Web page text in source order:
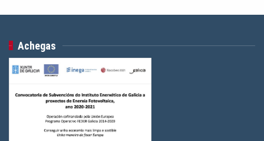
Achegas